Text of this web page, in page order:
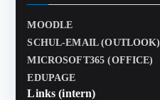
MOODLE
SCHUL-EMAIL (OUTLOOK)
MICROSOFT365 (OFFICE)
EDUPAGE
Links (intern)